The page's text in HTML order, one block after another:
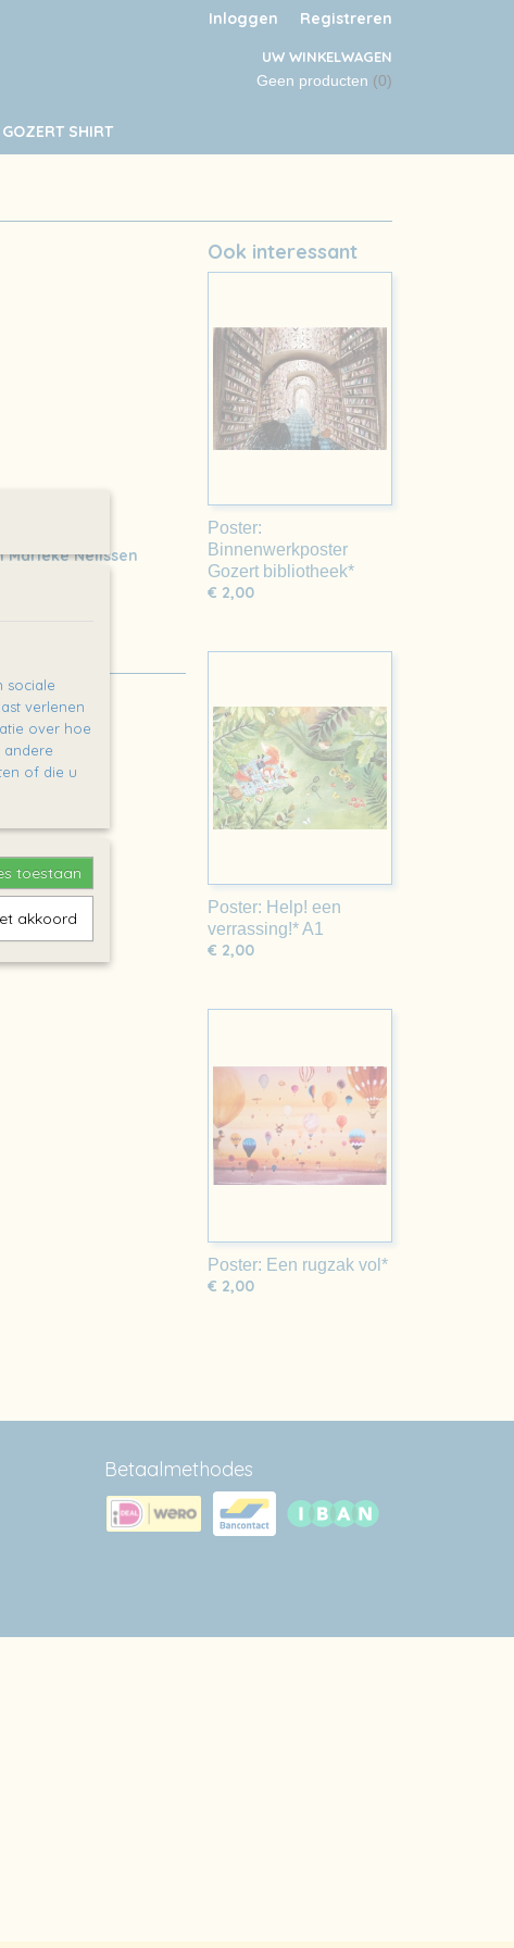
Inloggen Registreren
UW WINKELWAGEN
Geen producten (0)
GOZERT SHIRT
Nelissen
Ook interessant
Poster:
Binnenwerkposter
Gozert bibliotheek*
€ 2,00
Poster: Help! een
verrassing!* A1
€ 2,00
Poster: Een rugzak vol*
€ 2,00
Betaalmethodes
sociale
verlenen
over hoe
andere
of die u
toestaan
akkoord